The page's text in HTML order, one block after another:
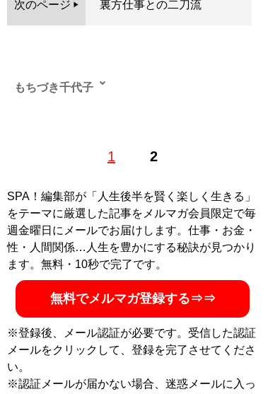
次のページ 裏方仕事との二刀流
1 2
もちづき千代子
MySPA!会員だけが読める、もちづき千代子のよりディ
・「処女喪失はアイドルを辞めた後」人気セクシー女優
が明かす、芸能生活で変化したセックス事情
・ 「子宮をキュンッとさせてくれる人…」アダルト業界
20年の笹倉杏がセックスの“リアルな本音”を告白
・
「大学の先輩と初体験」「ビルの隙間でしたことも」
人気セクシー女優・女神ジュンが明かす“本当の性遍歴”
記事一覧へ
SPA！編集部が「人生後半を賢く楽しく生きる」
をテーマに厳選した記事をメルマガ会員限定で毎
週金曜日にメールでお届けします。仕事・お金・
性・人間関係…人生を豊かにする秘訣が見つかり
ます。無料・10秒で完了です。
無料でメルマガ登録する⇒⇒
※登録後、メール認証が必要です。受信した認証
メールをクリックして、登録を完了させてくださ
い。
※認証メールが届かない場合、迷惑メールに入っ